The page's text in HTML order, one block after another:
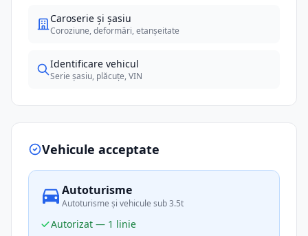
Caroserie și șasiu
Coroziune, deformări, etanșeitate
Identificare vehicul
Serie șasiu, plăcuțe, VIN
Vehicule acceptate
Autoturisme
Autoturisme și vehicule sub 3.5t
Autorizat — 1 linie